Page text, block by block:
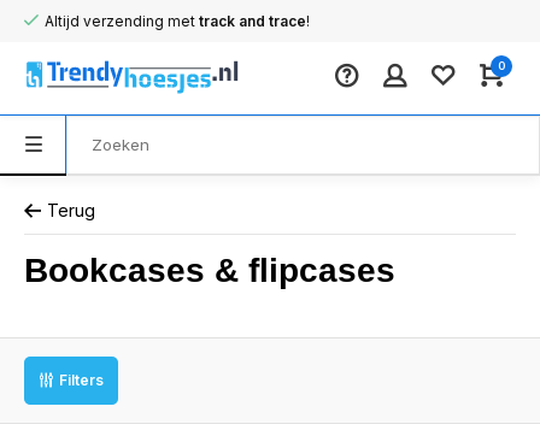
Altijd verzending met track and trace!
0
Terug
Bookcases & flipcases
Filters